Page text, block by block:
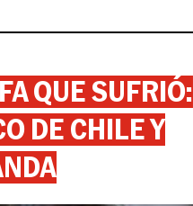
QUE SUFRIÓ:
DE CHILE Y